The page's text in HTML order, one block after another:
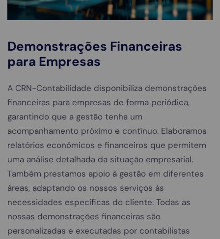
Demonstrações Financeiras
para Empresas
A CRN-Contabilidade disponibiliza demonstrações
financeiras para empresas de forma periódica,
garantindo que a gestão tenha um
acompanhamento próximo e contínuo. Elaboramos
relatórios económicos e financeiros que permitem
uma análise detalhada da situação empresarial.
Também prestamos apoio à gestão em diferentes
áreas, adaptando os nossos serviços às
necessidades específicas do cliente. Todas as
nossas demonstrações financeiras são
personalizadas e executadas por contabilistas